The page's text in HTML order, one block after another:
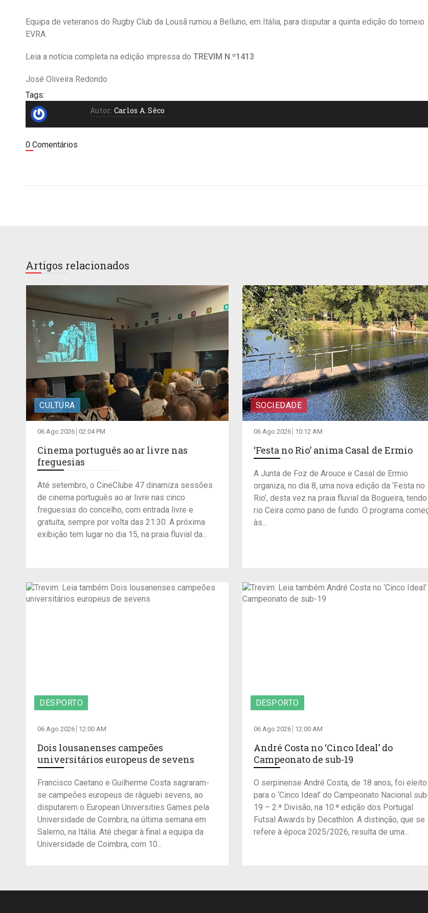
Equipa de veteranos do Rugby Club da Lousã rumou a Belluno, em Itália, para disputar a quinta edição do torneio
EVRA.
Leia a notícia completa na edição impressa do TREVIM N.º1413
José Oliveira Redondo
Tags:
Autor: Carlos A. Sêco
0 Comentários
Artigos relacionados
CULTURA
06 Ago 2026 02:04 PM
Cinema português ao ar livre nas
freguesias
Até setembro, o CineClube 47 dinamiza sessões
de cinema português ao ar livre nas cinco
freguesias do concelho, com entrada livre e
gratuita, sempre por volta das 21:30. A próxima
exibição tem lugar no dia 15, na praia fluvial da...
SOCIEDADE
06 Ago 2026 10:12 AM
‘Festa no Rio’ anima Casal de Ermio
A Junta de Foz de Arouce e Casal de Ermio
organiza, no dia 8, uma nova edição da ‘Festa no
Rio’, desta vez na praia fluvial da Bogueira,
rio Ceira como pano de fundo. O programa
às...
DESPORTO
06 Ago 2026 12:00 AM
Dois lousanenses campeões
universitários europeus de sevens
Francisco Caetano e Guilherme Costa sagraram-
se campeões europeus de râguebi sevens, ao
disputarem o European Universities Games pela
Universidade de Coimbra, na última semana em
Salerno, na Itália. Até chegar à final a equipa da
Universidade de Coimbra, com 10...
DESPORTO
06 Ago 2026 12:00 AM
André Costa no ‘Cinco Ideal’ do
Campeonato de sub-19
O serpinense André Costa, de 18 anos, foi eleito
para o ‘Cinco Ideal’ do Campeonato Nacional
19 – 2.ª Divisão, na 10.ª edição dos Portugal
Futsal Awards by Decathlon. A distinção, que se
refere à época 2025/2026, resulta de uma...